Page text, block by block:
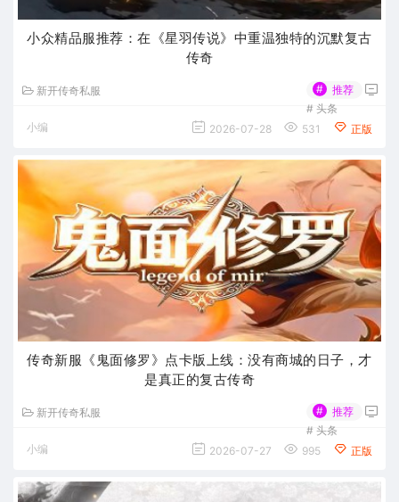
小众精品服推荐：在《星羽传说》中重温独特的沉默复古
传奇
新开传奇私服 #
推荐
# 头条
小编
2026-07-28 531 正版
传奇新服《鬼面修罗》点卡版上线：没有商城的日子，才
是真正的复古传奇
新开传奇私服 #
推荐
# 头条
小编
2026-07-27 995 正版